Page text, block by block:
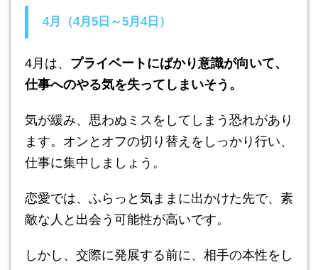
4月（4月5日～5月4日）
4月は、 プライベートにばかり意識が向いて、
仕事へのやる気を失ってしまいそう。
気が緩み、思わぬミスをしてしまう恐れがあり
ます。オンとオフの切り替えをしっかり行い、
仕事に集中しましょう。
恋愛では、ふらっと気ままに出かけた先で、素
敵な人と出会う可能性が高いです。
しかし、交際に発展する前に、相手の本性をし